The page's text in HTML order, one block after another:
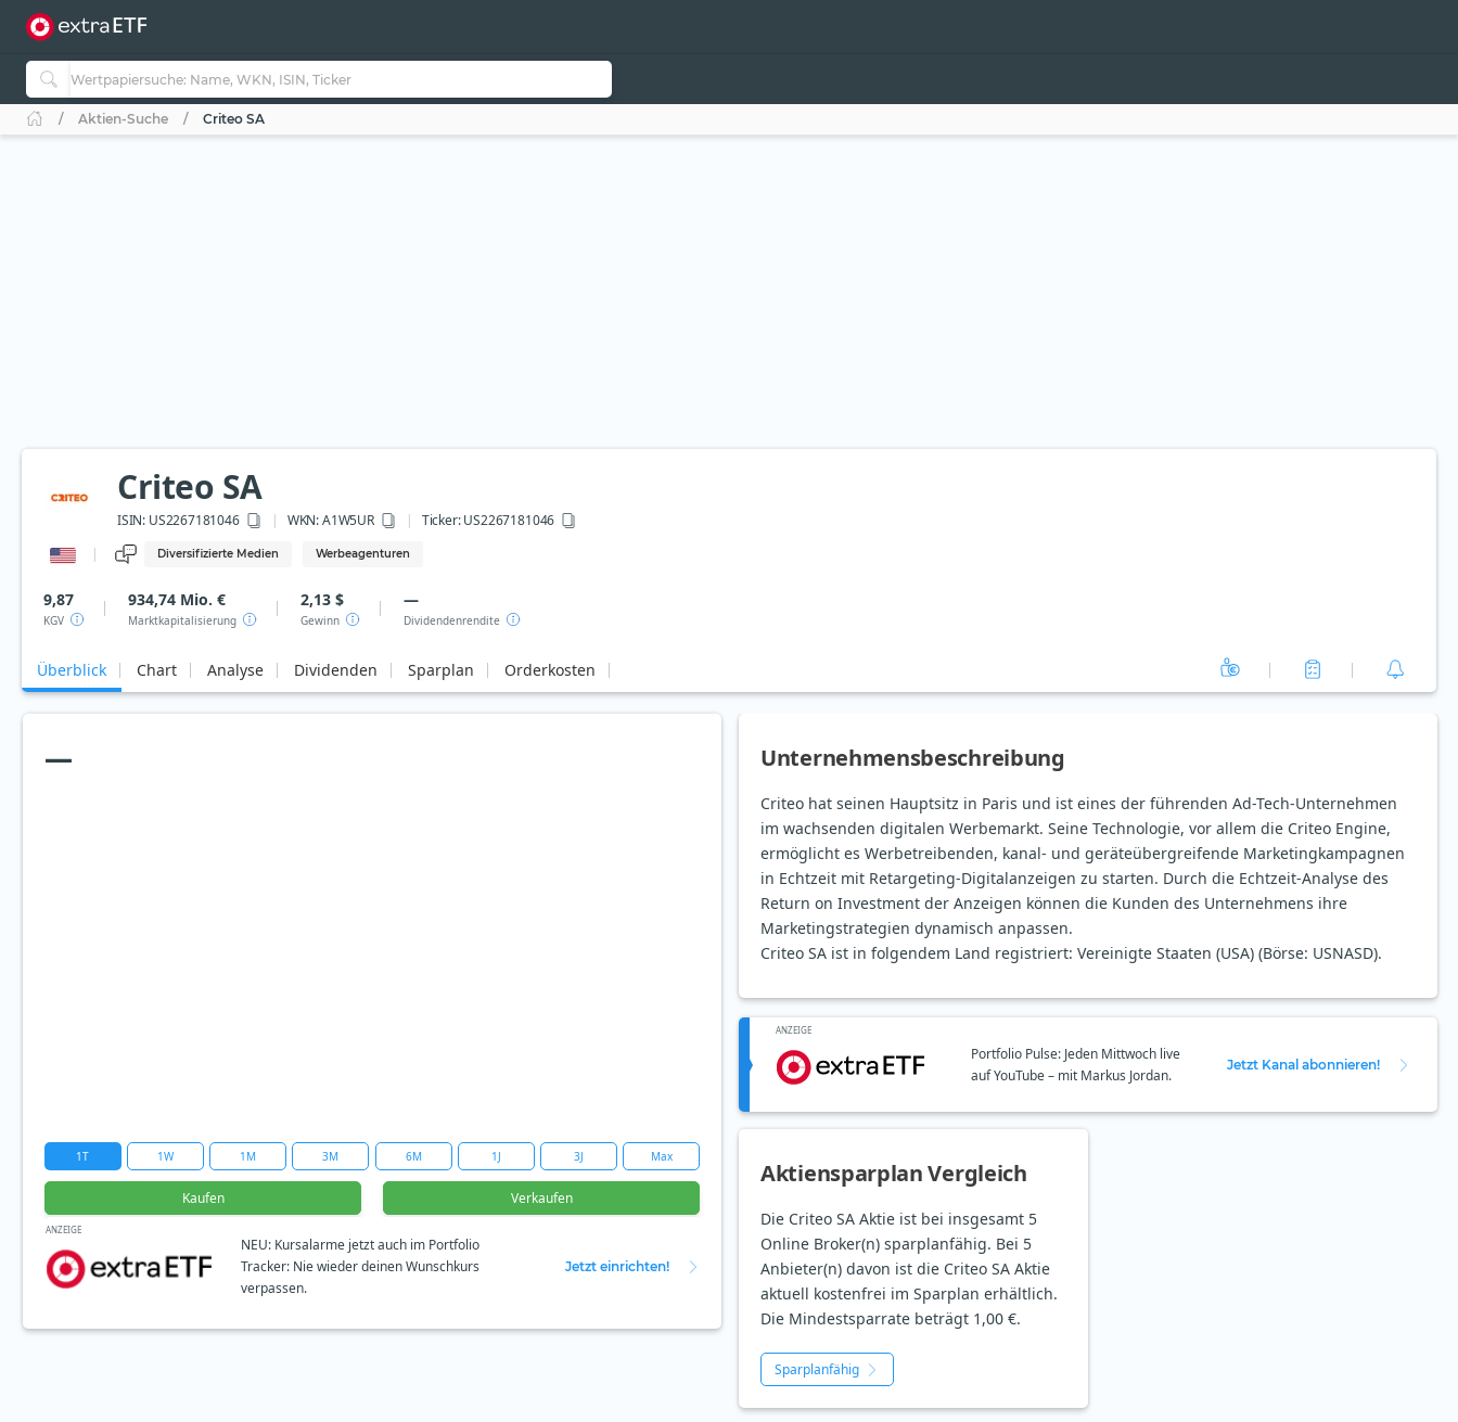
Aktien-Suche Criteo SA
Criteo SA
ISIN: US2267181046 WKN: A1W5UR Ticker:US2267181046
Diversifizierte Medien Werbeagenturen
9,87
KGV
934,74 Mio. €
Marktkapitalisierung
2,13 $
Gewinn
—
Dividendenrendite
Überblick Chart Analyse Dividenden Sparplan Orderkosten
—
1T 1W 1M 3M 6M 1J 3J Max
Kaufen Verkaufen
ANZEIGE
NEU: Kursalarme jetzt auch im Portfolio
Tracker: Nie wieder deinen Wunschkurs
verpassen.
Jetzt einrichten!
Unternehmensbeschreibung
Criteo hat seinen Hauptsitz in Paris und ist eines der führenden Ad-Tech-Unternehmen
im wachsenden digitalen Werbemarkt. Seine Technologie, vor allem die Criteo Engine,
ermöglicht es Werbetreibenden, kanal- und geräteübergreifende Marketingkampagnen
in Echtzeit mit Retargeting-Digitalanzeigen zu starten. Durch die Echtzeit-Analyse des
Return on Investment der Anzeigen können die Kunden des Unternehmens ihre
Marketingstrategien dynamisch anpassen.
Criteo SA ist in folgendem Land registriert: Vereinigte Staaten (USA) (Börse: USNASD).
ANZEIGE
Portfolio Pulse: Jeden Mittwoch live
auf YouTube – mit Markus Jordan.
Jetzt Kanal abonnieren!
Aktiensparplan Vergleich
Die Criteo SA Aktie ist bei insgesamt 5
Online Broker(n) sparplanfähig. Bei 5
Anbieter(n) davon ist die Criteo SA Aktie
aktuell kostenfrei im Sparplan erhältlich.
Die Mindestsparrate beträgt 1,00 €.
Sparplanfähig